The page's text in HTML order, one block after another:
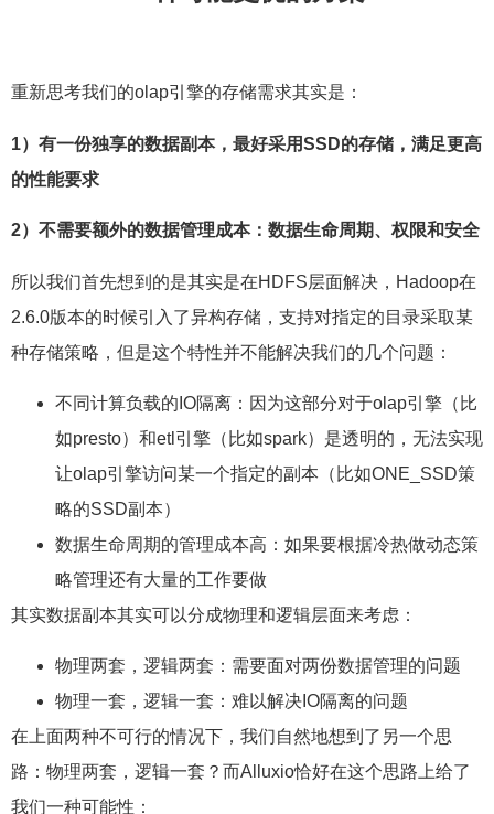
重新思考我们的olap引擎的存储需求其实是：
1）有一份独享的数据副本，最好采用SSD的存储，满足更高
的性能要求
2）不需要额外的数据管理成本：数据生命周期、权限和安全
所以我们首先想到的是其实是在HDFS层面解决，Hadoop在
2.6.0版本的时候引入了异构存储，支持对指定的目录采取某
种存储策略，但是这个特性并不能解决我们的几个问题：
不同计算负载的IO隔离：因为这部分对于olap引擎（比
如presto）和etl引擎（比如spark）是透明的，无法实现
让olap引擎访问某一个指定的副本（比如ONE_SSD策
略的SSD副本）
数据生命周期的管理成本高：如果要根据冷热做动态策
略管理还有大量的工作要做
其实数据副本其实可以分成物理和逻辑层面来考虑：
物理两套，逻辑两套：需要面对两份数据管理的问题
物理一套，逻辑一套：难以解决IO隔离的问题
在上面两种不可行的情况下，我们自然地想到了另一个思
路：物理两套，逻辑一套？而Alluxio恰好在这个思路上给了
我们一种可能性：